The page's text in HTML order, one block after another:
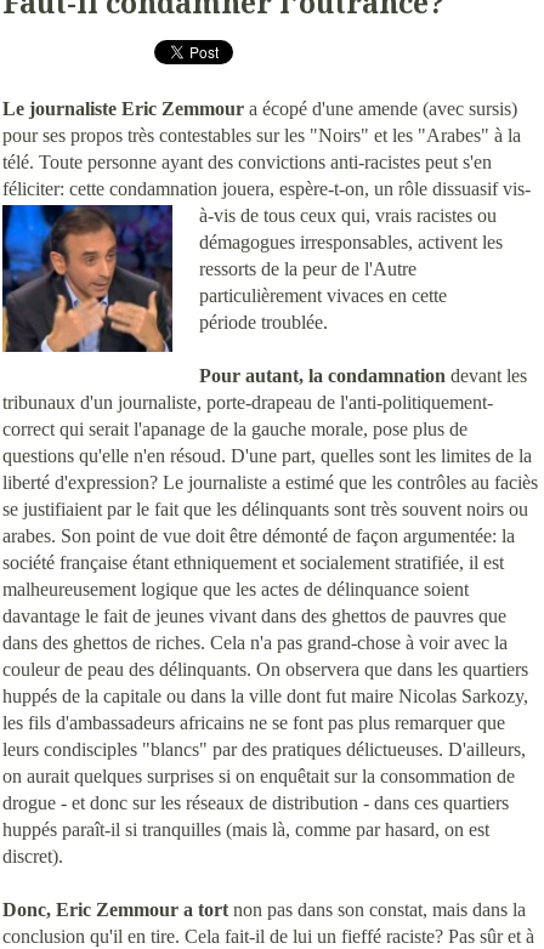
Le journaliste Eric Zemmour a écopé d'une amende (avec sursis)
pour ses propos très contestables sur les "Noirs" et les "Arabes" à la
télé. Toute personne ayant des convictions anti-racistes peut s'en
féliciter: cette condamnation jouera, espère-t-on, un rôle dissuasif vis-
à-vis de tous ceux qui,vrais racistes ou
démagogues irresponsables, activent les
ressorts de la peur de l'Autre
particulièrement vivaces en cette
période troublée.
Pour autant, la condamnation devant les
tribunaux d'un journaliste, porte-drapeau de l'anti-politiquement-
correct qui serait l'apanage de la gauche morale, pose plus de
questions qu'elle n'en résoud. D'une part, quelles sont les limites de la
liberté d'expression? Le journaliste a estimé que les contrôles au faciès
se justifiaient par le fait que les délinquants sont très souvent noirs ou
arabes. Son point de vue doit être démonté de façon argumentée: la
société française étant ethniquement et socialement stratifiée, il est
malheureusement logique que les actes de délinquance soient
davantage le fait de jeunes vivant dans des ghettos de pauvres que
dans des ghettos de riches. Cela n'a pas grand-chose à voir avec la
couleur de peau des délinquants. On observera que dans les quartiers
huppés de la capitale ou dans la ville dont fut maire Nicolas Sarkozy,
les fils d'ambassadeurs africains ne se font pas plus remarquer que
leurs condisciples "blancs" par des pratiques délictueuses. D'ailleurs,
on aurait quelques surprises si on enquêtait sur la consommation de
drogue - et donc sur les réseaux de distribution - dans ces quartiers
huppés paraît-il si tranquilles (mais là, comme par hasard, on est
discret).
Donc, Eric Zemmour a tort non pas dans son constat, mais dans la
conclusion qu'il en tire. Cela fait-il de lui un fieffé raciste? Pas sûr et à